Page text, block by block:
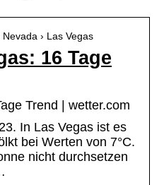
› Las Vegas
16 Tage
Trend | wetter.com
In Las Vegas ist es
bei Werten von 7°C.
nicht durchsetzen